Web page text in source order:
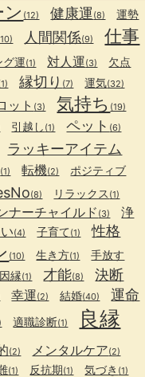
(12) 健康運(8) 運勢
人間関係(9) 仕事
グ運(1) 対人運(3) 欠点
縁切り (7) 運気(32)
ット (3) 気持ち (19)
引越し (1) ペット (6)
ラッキーアイテム
(1) 転機(2) ポジティブ
(8) リラックス (1)
ナーチャイルド (3)
浄
(4) 子育て(1) 性格
(10) 生き方(1) 手放す
縁(1) 才能(8) 決断
幸運(2) 結婚(40) 運命
適職診断(1) 良縁
(2) メンタルケア(2)
(1) 反抗期(1) 気づき (1)